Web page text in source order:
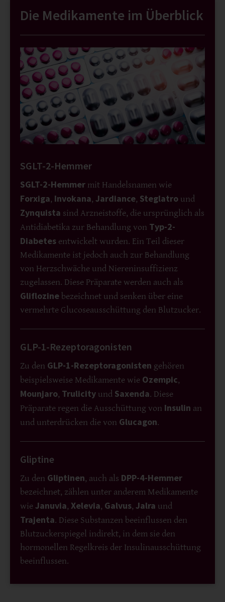
Die Medikamente im Überblick
SGLT-2-Hemmer
SGLT-2-Hemmer mit Handelsnamen wie
Forxiga, Invokana, Jardiance, Steglatro und
Zynquista sind Arzneistoffe, die ursprünglich als
Antidiabetika zur Behandlung von Typ-2-
Diabetes entwickelt wurden. Ein Teil dieser
Medikamente ist jedoch auch zur Behandlung
von Herzschwäche und Niereninsuffizienz
zugelassen. Diese Präparate werden auch als
Gliflozine bezeichnet und senken über eine
vermehrte Glucoseausschüttung den Blutzucker.
GLP-1-Rezeptoragonisten
Zu den GLP-1-Rezeptoragonisten gehören
beispielsweise Medikamente wie Ozempic,
Mounjaro, Trulicity und Saxenda. Diese
Präparate regen die Ausschüttung von Insulin an
und unterdrücken die von Glucagon.
Gliptine
Zu den Gliptinen, auch als DPP-4-Hemmer
bezeichnet, zählen unter anderem Medikamente
wie Januvia, Xelevia, Galvus, Jalra und
Trajenta. Diese Substanzen beeinflussen den
Blutzuckerspiegel indirekt, in dem sie den
hormonellen Regelkreis der Insulinausschüttung
beeinflussen.